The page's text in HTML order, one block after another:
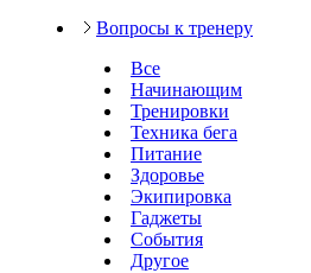
Вопросы к тренеру
Все
Начинающим
Тренировки
Техника бега
Питание
Здоровье
Экипировка
Гаджеты
События
Другое